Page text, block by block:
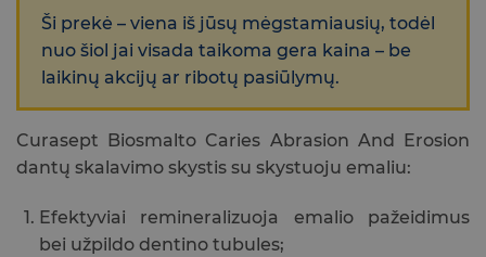
Ši prekė – viena iš jūsų mėgstamiausių, todėl
nuo šiol jai visada taikoma gera kaina – be
laikinų akcijų ar ribotų pasiūlymų.
Curasept Biosmalto Caries Abrasion And Erosion
dantų skalavimo skystis su skystuoju emaliu:
Efektyviai remineralizuoja emalio pažeidimus
bei užpildo dentino tubules;